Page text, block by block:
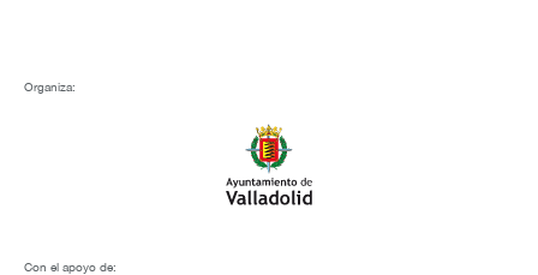
Organiza:
Con el apoyo de: